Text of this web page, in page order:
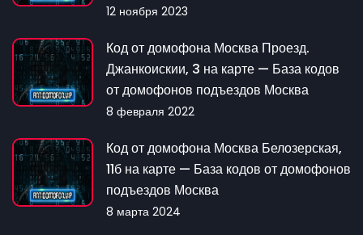
12 ноября 2023
Код от домофона Москва Проезд.
Джанкоискии, 3 на карте — База кодов
от домофонов подъездов Москва
8 февраля 2022
Код от домофона Москва Белозерская,
11б на карте — База кодов от домофонов
подъездов Москва
8 марта 2024